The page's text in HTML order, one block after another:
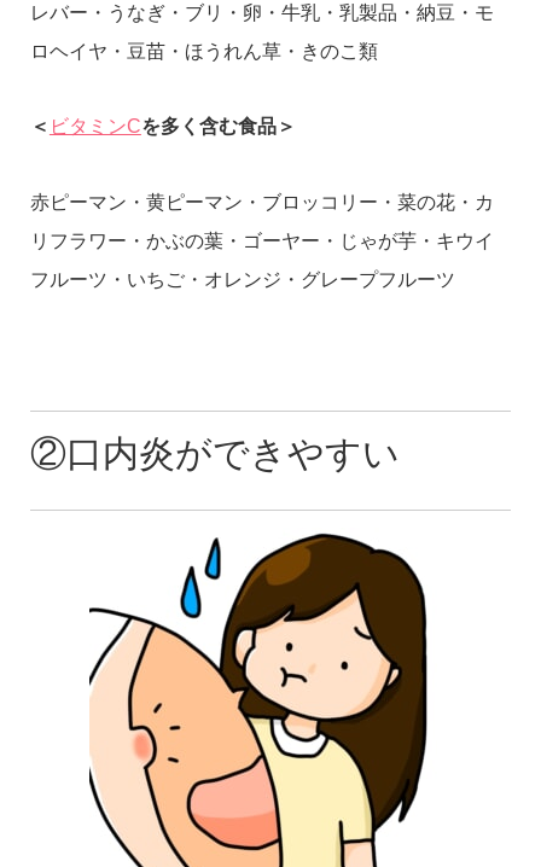
レバー・うなぎ・ブリ・卵・牛乳・乳製品・納豆・モ
ロヘイヤ・豆苗・ほうれん草・きのこ類
＜ ビタミンCを多く含む食品＞
赤ピーマン・黄ピーマン・ブロッコリー・菜の花・カ
リフラワー・かぶの葉・ゴーヤー・じゃが芋・キウイ
フルーツ・いちご・オレンジ・グレープフルーツ
②口内炎ができやすい